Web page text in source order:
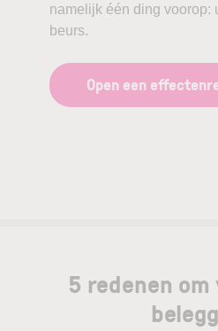
namelijk één ding voorop:
beurs.
Open een
5 redenen om